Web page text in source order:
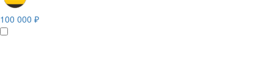
100 000 ₽